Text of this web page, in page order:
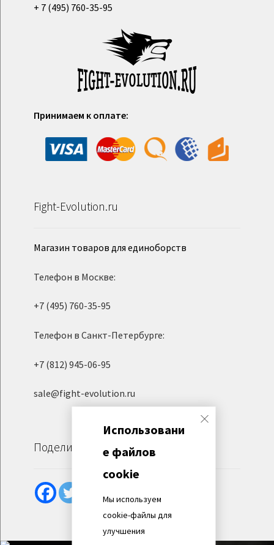
+ 7 (495) 760-35-95
Принимаем к оплате:
Fight-Evolution.ru
Магазин товаров для единоборств
Телефон в Москве:
+7 (495) 760-35-95
Телефон в Санкт-Петербурге:
+7 (812) 945-06-95
sale@fight-evolution.ru
Поделиться
Использовани
е файлов
cookie
Мы используем
cookie-файлы для
улучшения